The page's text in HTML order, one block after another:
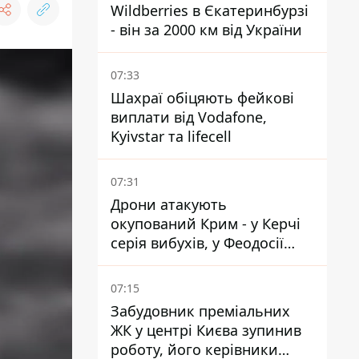
Wildberries в Єкатеринбурзі
- він за 2000 км від України
07:33
Шахраї обіцяють фейкові
виплати від Vodafone,
Kyivstar та lifecell
07:31
Дрони атакують
окупований Крим - у Керчі
серія вибухів, у Феодосії
пожежа
07:15
Забудовник преміальних
ЖК у центрі Києва зупинив
роботу, його керівники